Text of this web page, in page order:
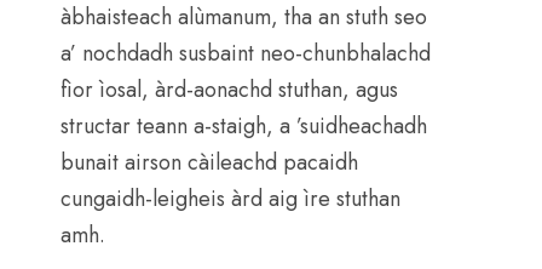
àbhaisteach alùmanum, tha an stuth seo
a’ nochdadh susbaint neo-chunbhalachd
fìor ìosal, àrd-aonachd stuthan, agus
structar teann a-staigh, a ’suidheachadh
bunait airson càileachd pacaidh
cungaidh-leigheis àrd aig ìre stuthan
amh.